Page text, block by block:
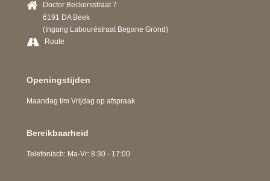
Doctor Beckersstraat 7
6191 DA Beek
(Ingang Labouréstraat Begane Grond)
Route
Openingstijden
Maandag t/m Vrijdag op afspraak
Bereikbaarheid
Telefonisch: Ma-Vr: 8:30 - 17:00